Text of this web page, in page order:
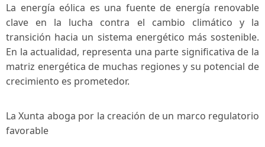
La energía eólica es una fuente de energía renovable
clave en la lucha contra el ⁤cambio climático y la
transición hacia un sistema energético más sostenible.
En la actualidad, ‍representa una parte significativa de la
⁢matriz energética de muchas regiones y su potencial de
crecimiento es prometedor.
La Xunta aboga por la creación de un marco⁤ regulatorio
favorable